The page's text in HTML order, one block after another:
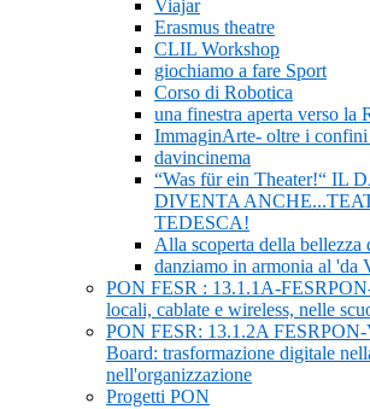
Viajar
Erasmus theatre
CLIL Workshop
giochiamo a fare Sport
Corso di Robotica
una finestra aperta verso la
ImmaginArte- oltre i
davincinema
“Was für ein Theater!“ IL
DIVENTA
TEDESCA!
Alla scoperta della bellezza
danziamo in armonia al 'da
PON FESR : 13.1.1A-
locali, cablate e wireless, nelle
PON FESR: 13.1.2A
Board: trasformazione digitale
nell'organizzazione
Progetti PON